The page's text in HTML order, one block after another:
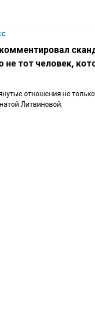
не тот человек,
отношения не
Литвиновой.